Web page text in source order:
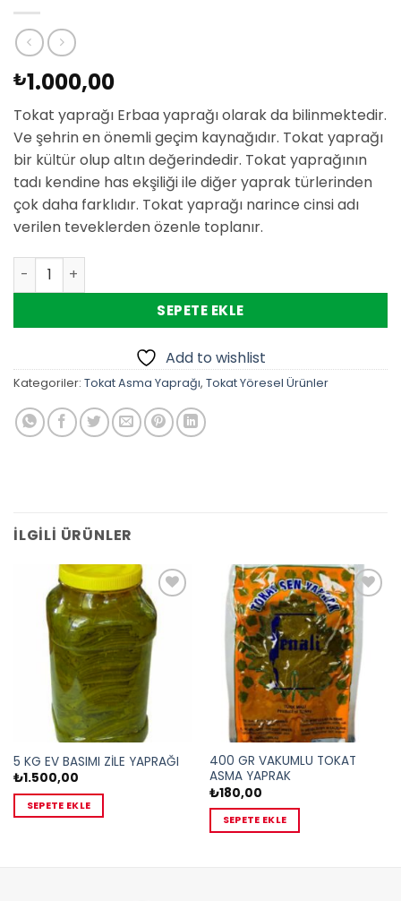
₺1.000,00
Tokat yaprağı Erbaa yaprağı olarak da bilinmektedir.
Ve şehrin en önemli geçim kaynağıdır. Tokat yaprağı
bir kültür olup altın değerindedir. Tokat yaprağının
tadı kendine has ekşiliği ile diğer yaprak türlerinden
çok daha farklıdır. Tokat yaprağı narince cinsi adı
verilen teveklerden özenle toplanır.
3 KG EV BASIMI ZİLE YAPRAĞI adet
SEPETE EKLE
Add to wishlist
Kategoriler: Tokat Asma Yaprağı, Tokat Yöresel Ürünler
İLGILI ÜRÜNLER
Add to
wishlist
5 KG EV BASIMI ZİLE YAPRAĞI
₺1.500,00
SEPETE EKLE
Add to
wishlist
400 GR VAKUMLU TOKAT
ASMA YAPRAK
₺180,00
SEPETE EKLE